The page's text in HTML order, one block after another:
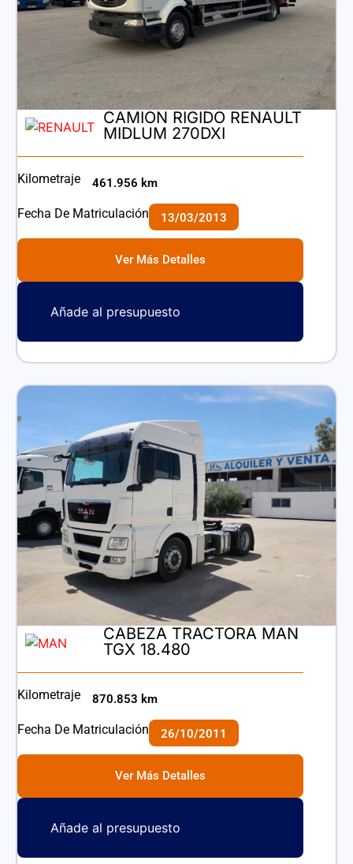
CAMION RIGIDO RENAULT
MIDLUM 270DXI
Kilometraje 461.956 km
Fecha De Matriculación 13/03/2013
Ver Más Detalles
Añade al presupuesto
CABEZA TRACTORA MAN
TGX 18.480
Kilometraje 870.853 km
Fecha De Matriculación 26/10/2011
Ver Más Detalles
Añade al presupuesto